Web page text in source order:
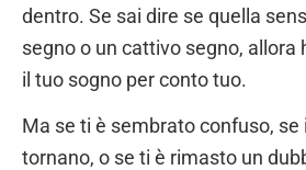
dentro. Se sai dire se quella
segno o un cattivo segno, allora
il tuo sogno per conto tuo.
Ma se ti è sembrato confuso, se
tornano, o se ti è rimasto un